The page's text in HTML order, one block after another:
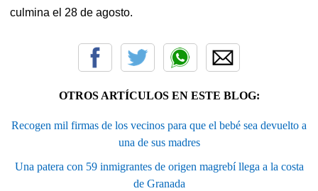
culmina el 28 de agosto.
OTROS ARTÍCULOS EN ESTE BLOG:
Recogen mil firmas de los vecinos para que el bebé sea devuelto a
una de sus madres
Una patera con 59 inmigrantes de origen magrebí llega a la costa
de Granada